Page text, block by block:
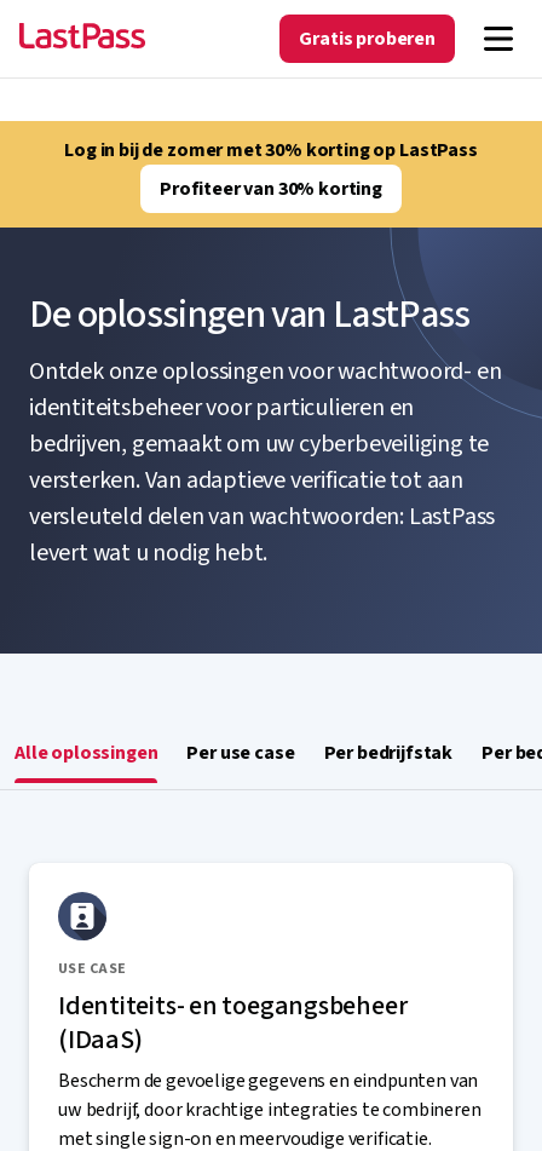
Gratis proberen
Log in bij de zomer met 30% korting op LastPass
Profiteer van 30% korting
De oplossingen van LastPass
Ontdek onze oplossingen voor wachtwoord- en
identiteitsbeheer voor particulieren en
bedrijven, gemaakt om uw cyberbeveiliging te
versterken. Van adaptieve verificatie tot aan
versleuteld delen van wachtwoorden: LastPass
levert wat u nodig hebt.
Alle oplossingen Per use case Per bedrijfstak Per
USE CASE
Identiteits- en toegangsbeheer
(IDaaS)
Bescherm de gevoelige gegevens en eindpunten van
uw bedrijf, door krachtige integraties te combineren
met single sign-on en meervoudige verificatie.